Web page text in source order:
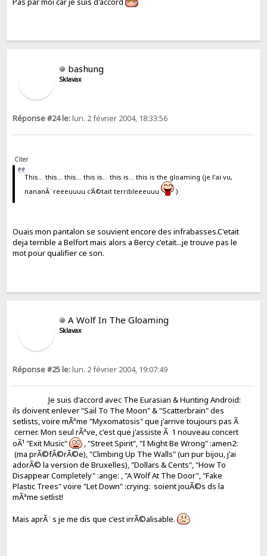
bashung
Sklavax
Réponse #24 le:lun. 2 février 2004, 18:33:56
Citer
This... this... this... this is... this is... this is the gloaming (je l'ai vu,
nananÃ¨reeeuuuu c'Ã©tait terribleeeuuu
)
Ouais mon pantalon se souvient encore des infrabasses.C'etait
deja terrible a Belfort mais alors a Bercy c'etait...je trouve pas le
mot pour qualifier ce son.
A Wolf In The Gloaming
Sklavax
Réponse #25 le:lun. 2 février 2004, 19:07:49
Je suis d'accord avec The Eurasian & Hunting Android:
ils doivent enlever "Sail To The Moon" & "Scatterbrain" des
setlists, voire mÃªme "Myxomatosis" que j'arrive toujours pas Ã
cerner. Mon seul rÃªve, c'est que j'assiste Ã 1 nouveau concert
oÃ¹ "Exit Music"
, "Street Spirit", "I Might Be Wrong" :amen2:
(ma prÃ©fÃ©rÃ©e), "Climbing Up The Walls" (un pur bijou, j'ai
adorÃ© la version de Bruxelles), "Dollars & Cents", "How To
Disappear Completely" :ange: , "A Wolf At The Door", "Fake
Plastic Trees" voire "Let Down" :crying: soient jouÃ©s ds la
mÃªme setlist!
Mais aprÃ¨s je me dis que c'est irrÃ©alisable.